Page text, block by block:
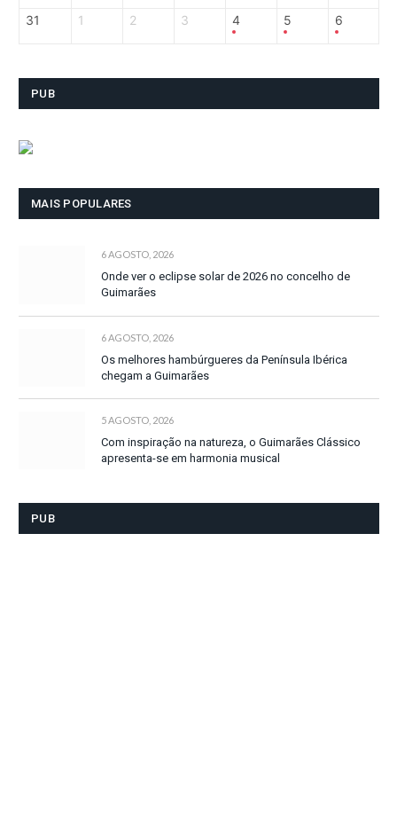
31 1 2 3 4 5 6
PUB
MAIS POPULARES
6 AGOSTO, 2026
Onde ver o eclipse solar de 2026 no concelho de
Guimarães
6 AGOSTO, 2026
Os melhores hambúrgueres da Península Ibérica
chegam a Guimarães
5 AGOSTO, 2026
Com inspiração na natureza, o Guimarães Clássico
apresenta-se em harmonia musical
PUB